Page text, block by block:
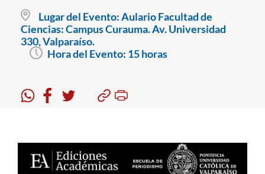
Pregrado
Postgrado
Formación Continua
Estudiantes
Alumni
Lugar del Evento:Aulario Facultad de
Ciencias: Campus Curauma. Av. Universidad
330, Valparaíso.
Hora del Evento: 15 horas